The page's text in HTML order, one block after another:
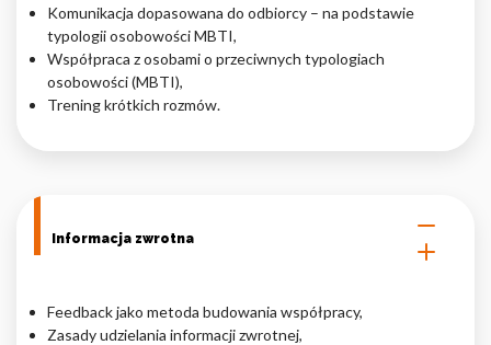
Komunikacja dopasowana do odbiorcy – na podstawie
typologii osobowości MBTI,
Współpraca z osobami o przeciwnych typologiach
osobowości (MBTI),
Trening krótkich rozmów.
Informacja zwrotna
Feedback jako metoda budowania współpracy,
Zasady udzielania informacji zwrotnej,